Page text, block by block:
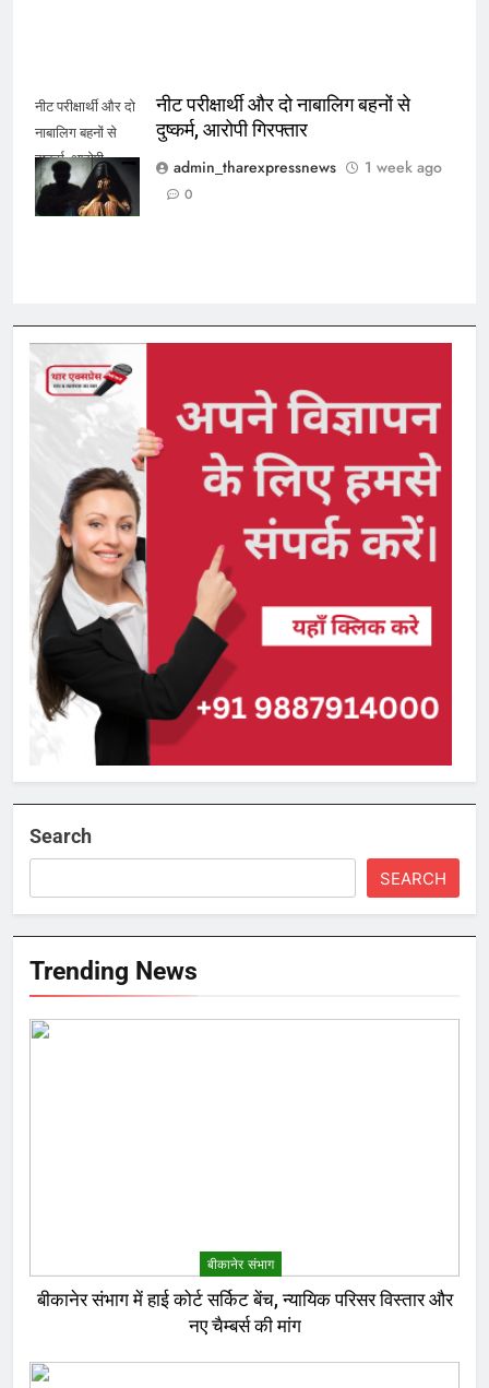
नीट परीक्षार्थी और दो
नाबालिग बहनों से
दुष्कर्म, आरोपी
गिरफ्तार
नीट परीक्षार्थी और दो नाबालिग बहनों से
दुष्कर्म, आरोपी गिरफ्तार
admin_tharexpressnews
1 week ago
0
Search
SEARCH
Trending News
बीकानेर संभाग
बीकानेर संभाग में हाई कोर्ट सर्किट बेंच, न्यायिक परिसर विस्तार और
नए चैम्बर्स की मांग